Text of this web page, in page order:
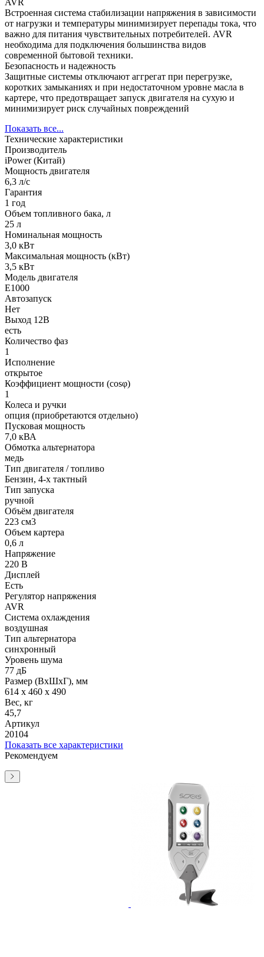
Встроенная система стабилизации напряжения в зависимости
от нагрузки и температуры минимизирует перепады тока, что
важно для питания чувствительных потребителей. AVR
необходима для подключения большинства видов
современной бытовой техники.
Безопасность и надежность
Защитные системы отключают аггрегат при перегрузке,
коротких замыканиях и при недостаточном уровне масла в
картере, что предотвращает запуск двигателя на сухую и
минимизирует риск случайных повреждений
Показать все...
Технические характеристики
Производитель
iPower (Китай)
Мощность двигателя
6,3 л/с
Гарантия
1 год
Объем топливного бака, л
25 л
Номинальная мощность
3,0 кВт
Максимальная мощность (кВт)
3,5 кВт
Модель двигателя
Е1000
Автозапуск
Нет
Выход 12В
есть
Количество фаз
1
Исполнение
открытое
Коэффициент мощности (cosφ)
1
Колеса и ручки
опция (приобретаются отдельно)
Пусковая мощность
7,0 кВА
Обмотка альтернатора
медь
Тип двигателя / топливо
Бензин, 4-х тактный
Тип запуска
ручной
Объём двигателя
223 см3
Объем картера
0,6 л
Напряжение
220 В
Дисплей
Есть
Регулятор напряжения
AVR
Система охлаждения
воздушная
Тип альтернатора
синхронный
Уровень шума
77 дБ
Размер (ВхШхГ), мм
614 x 460 x 490
Вес, кг
45,7
Артикул
20104
Показать все характеристики
Рекомендуем